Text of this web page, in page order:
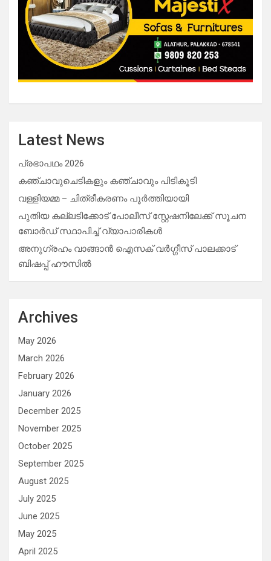
Latest News
പ്രഭാപഥം 2026
കഞ്ചാവുചെടികളും കഞ്ചാവും പിടികൂടി
വള്ളിയമ്മ – ചിത്രീകരണം പൂർത്തിയായി
പുതിയ കല്ലടിക്കോട് പോലീസ് സ്റ്റേഷനിലേക്ക് സൂചന
ബോർഡ് സ്ഥാപിച്ച് വ്യാപാരികൾ
അനുഗ്രഹം വാങ്ങാൻ ഐസക് വര്‍ഗ്ഗീസ് പാലക്കാട്
ബിഷപ്പ് ഹൗസില്‍
Archives
May 2026
March 2026
February 2026
January 2026
December 2025
November 2025
October 2025
September 2025
August 2025
July 2025
June 2025
May 2025
April 2025